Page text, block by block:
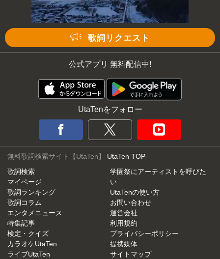
歌詞リクエスト
公式アプリ 無料配信中!
UtaTenをフォロー
無料歌詞検索サイト【UtaTen】 UtaTen TOP
歌詞検索
マイページ
歌詞ランキング
歌詞コラム
エンタメニュース
特集記事
検定・クイズ
カラオケUtaTen
ライブUtaTen
学園祭にアーティストを呼びた
い
UtaTenの使い方
お問い合わせ
運営会社
利用規約
プライバシーポリシー
提携媒体
サイトマップ